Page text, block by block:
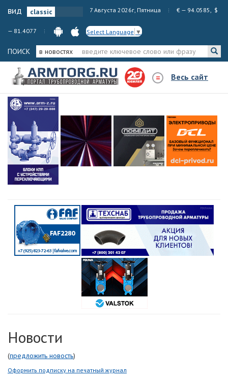
вид 7 Августа 2026г, Пятница € — 94.0585, $
— 81.4077 Select Language ▼
ПОИСК в новостях
Весь сайт
Новости
(предложить новость)
Оформить подписку на печатный журнал